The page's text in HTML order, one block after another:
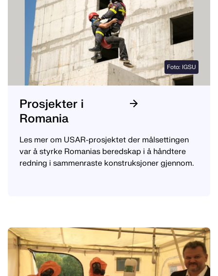
Prosjekter i
Romania
Les mer om USAR-prosjektet der målsettingen
var å styrke Romanias beredskap i å håndtere
redning i sammenraste konstruksjoner gjennom.
Foto: IGSU